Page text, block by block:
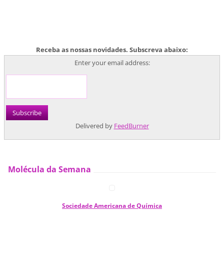
Receba as nossas novidades. Subscreva abaixo:
Enter your email address:
Delivered by FeedBurner
Molécula da Semana
Sociedade Americana de Química